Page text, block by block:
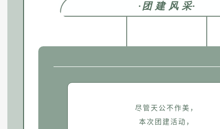
· 团 建 风 采·
尽管天公不作美，
本次团建活动，